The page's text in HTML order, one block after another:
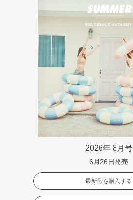
2026年 8月号
6月26日発売
最新号を購入する